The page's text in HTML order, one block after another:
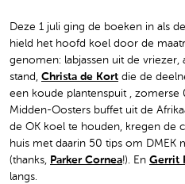
Deze 1 juli ging de boeken in als
hield het hoofd koel door de
genomen: labjassen uit de
stand, Christa de Kort die de
een koude plantenspuit , zomerse
Midden-Oosters buffet uit de
de OK koel te houden, kregen de
huis met daarin 50 tips om DMEK
(thanks, Parker Cornea!). En Gerrit
langs.